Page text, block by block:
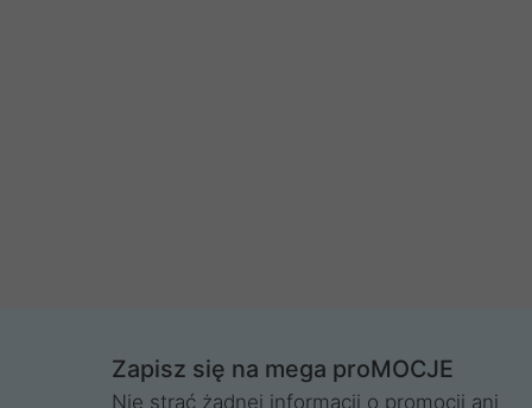
Zapisz się na mega proMOCJE
Nie strać żadnej informacji o promocji ani